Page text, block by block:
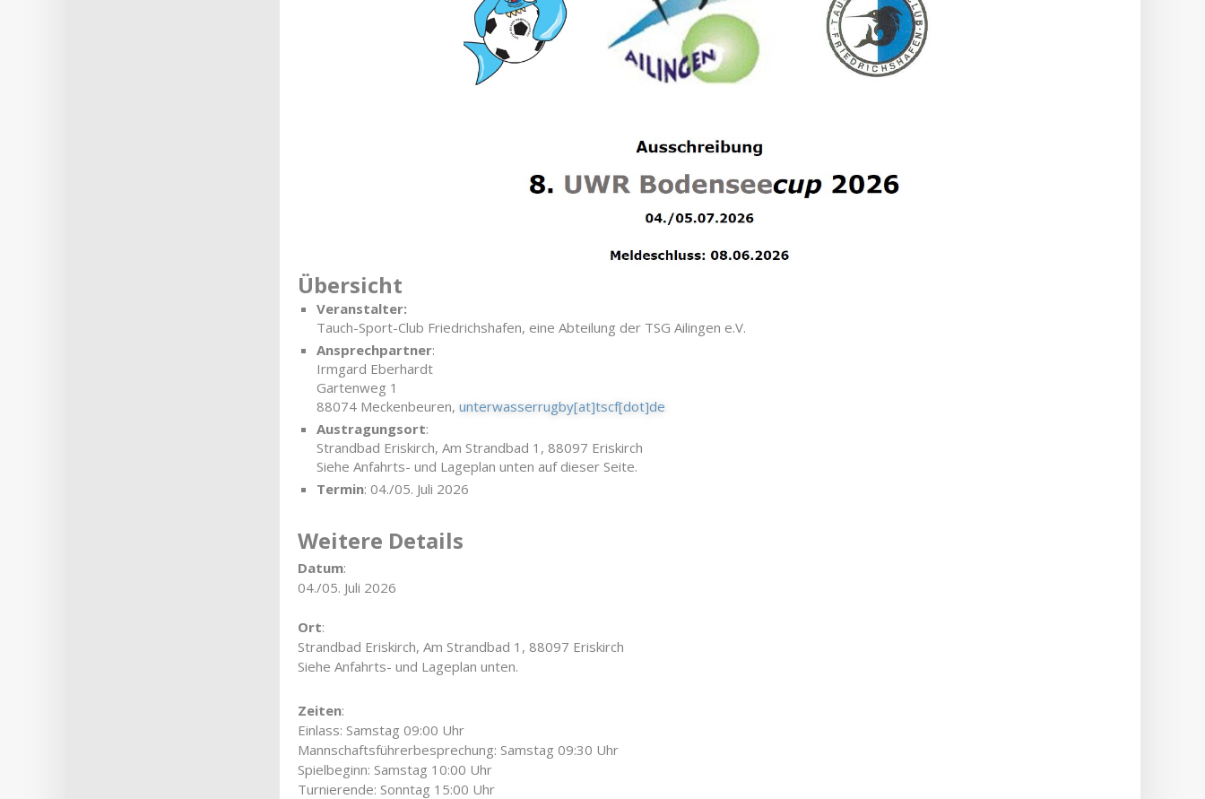
Übersicht
Veranstalter:
Tauch-Sport-Club Friedrichshafen, eine Abteilung der TSG Ailingen e.V.
Ansprechpartner:
Irmgard Eberhardt
Gartenweg 1
88074 Meckenbeuren, unterwasserrugby[at]tscf[dot]de
Austragungsort:
Strandbad Eriskirch, Am Strandbad 1, 88097 Eriskirch
Siehe Anfahrts- und Lageplan unten auf dieser Seite.
Termin: 04./05. Juli 2026
Weitere Details
Datum:
04./05. Juli 2026
Ort:
Strandbad Eriskirch, Am Strandbad 1, 88097 Eriskirch
Siehe Anfahrts- und Lageplan unten.
Zeiten:
Einlass: Samstag 09:00 Uhr
Mannschaftsführerbesprechung: Samstag 09:30 Uhr
Spielbeginn: Samstag 10:00 Uhr
Turnierende: Sonntag 15:00 Uhr